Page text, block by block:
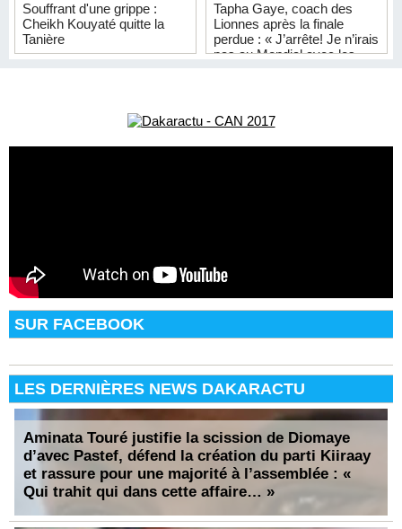
Souffrant d'une grippe :
Cheikh Kouyaté quitte la
Tanière
Tapha Gaye, coach des
Lionnes après la finale
perdue : « J’arrête! Je n’irais
pas au Mondial avec les
SUR FACEBOOK
LES DERNIÈRES NEWS DAKARACTU
Aminata Touré justifie la scission de Diomaye
d’avec Pastef, défend la création du parti Kiiraay
et rassure pour une majorité à l’assemblée : «
Qui trahit qui dans cette affaire… »